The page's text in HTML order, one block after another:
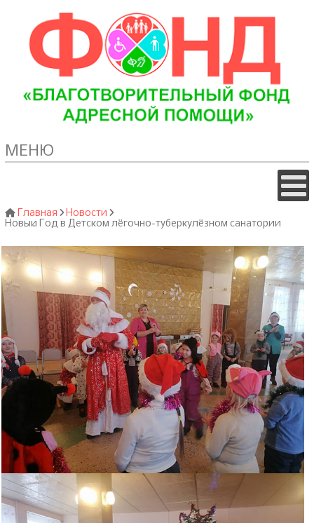
МЕНЮ
Главная
Новости
Новый Год в Детском лёгочно-туберкулёзном санатории